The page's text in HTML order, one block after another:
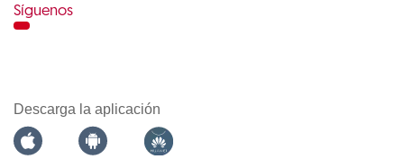
Síguenos
Descarga la aplicación